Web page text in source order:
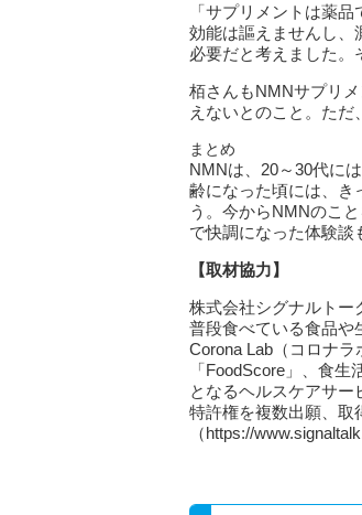
「サプリメントは薬
効能は謳えませんし、
必要だと考えました。
栢さんもNMNサプリ
えないとのこと。ただ
まとめ
NMNは、20～30代に
齢になった頃には、き
う。今からNMNのこ
で快調になった体験談
【取材協力】
株式会社シグナルトー
普段食べている食品や
Corona Lab（コロナ
「FoodScore」、食
となるヘルスケアサ
特許権を複数出願、取
（https://